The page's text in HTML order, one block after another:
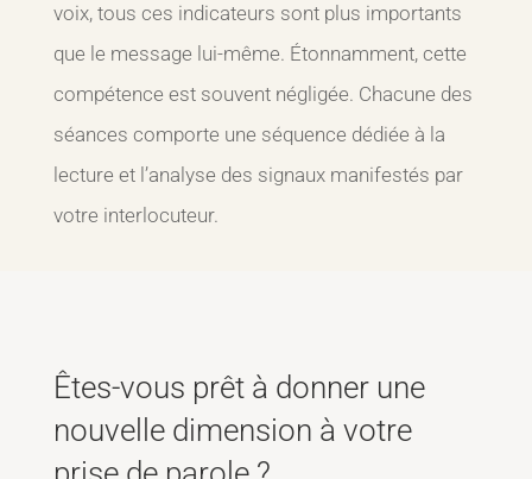
voix, tous ces indicateurs sont plus importants
que le message lui-même. Étonnamment, cette
compétence est souvent négligée. Chacune des
séances comporte une séquence dédiée à la
lecture et l’analyse des signaux manifestés par
votre interlocuteur.
Êtes-vous prêt à donner une
nouvelle dimension à votre